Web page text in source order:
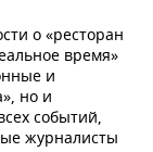
о «ресторан
время»
и
но и
событий,
журналисты